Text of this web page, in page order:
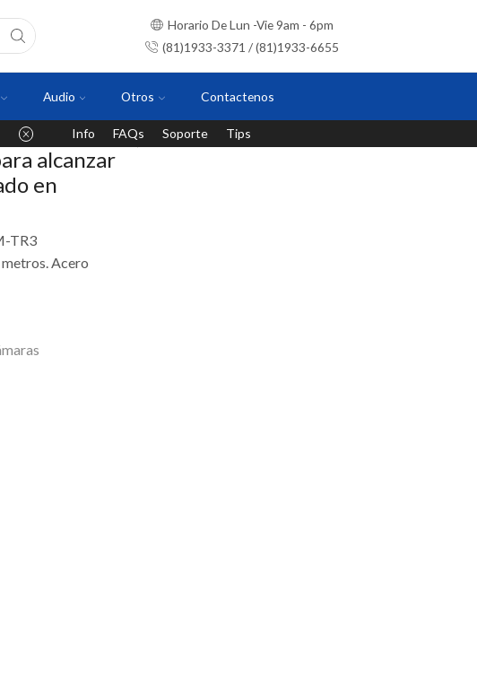
Horario De Lun -Vie 9am - 6pm
(81)1933-3371 / (81)1933-6655
Audio Otros Contactenos
Info FAQs Soporte Tips
alcanzar
en
TR3
Acero